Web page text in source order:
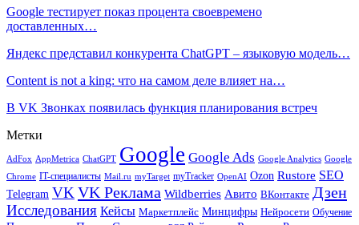
Google тестирует показ процента своевремено
доставленных…
Яндекс представил конкурента ChatGPT – языковую модель…
Content is not a king: что на самом деле влияет на…
В VK Звонках появилась функция планирования встреч
Метки
AdFox AppMetrica ChatGPT Google Google Ads Google Analytics Google
Chrome IT-специалисты Mail.ru myTarget myTracker OpenAI Ozon Rustore SEO
Telegram VK VK Реклама Wildberries Авито ВКонтакте Дзен
Исследования Кейсы Маркетплейс Минцифры Нейросети Обучение